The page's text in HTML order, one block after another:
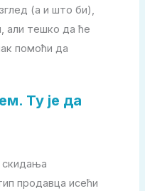
(а и што би),
али тешко да ће
помоћи да
Ту је да
продавца исећи